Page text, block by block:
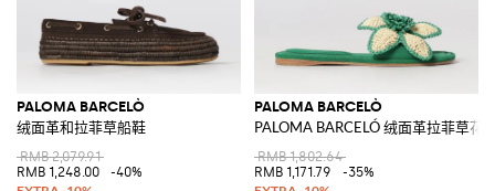
PALOMA BARCELÒ
绒面革和拉菲草船鞋
RMB 2,079.91
RMB 1,248.00
-40%
PALOMA BARCELÒ
PALOMA BARCELÓ 绒面革拉菲草花
RMB 1,802.64
RMB 1,171.79
-35%